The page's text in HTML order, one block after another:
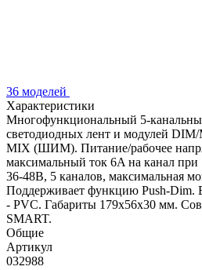
36 моделей
Характеристики
Многофункциональный 5-
светодиодных лент и модулей
MIX (ШИМ). Питание/рабочее
максимальный ток 6A на канал
36-48В, 5 каналов, максимальная
Поддерживает функцию Push-Dim.
- PVC. Габариты 179x56x30 мм.
SMART.
Общие
Артикул
032988